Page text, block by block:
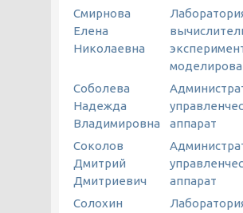
Смирнова
Елена
Николаевна
Соболева
Надежда
Владимировна
аппарат
Соколов
Дмитрий
Дмитриевич
аппарат
Солохин